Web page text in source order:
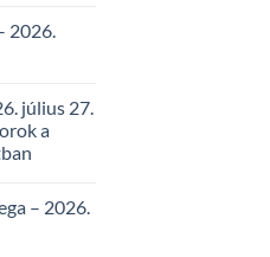
2026.
július 27.
a
– 2026.